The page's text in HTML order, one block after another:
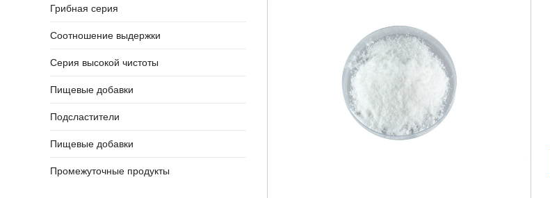
Грибная серия
Соотношение выдержки
Серия высокой чистоты
Пищевые добавки
Подсластители
Пищевые добавки
Промежуточные продукты